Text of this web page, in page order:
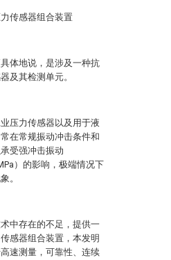
传感器组合装置
体地说，是涉及一种抗
及其检测单元。
压力传感器以及用于液
在常规振动冲击条件和
受强冲击振动
）的影响，极端情况下
。
中存在的不足，提供一
感器组合装置，本发明
速测量，可靠性、连续